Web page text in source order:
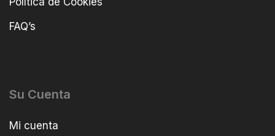
FAQ’s
Su Cuenta
Mi cuenta